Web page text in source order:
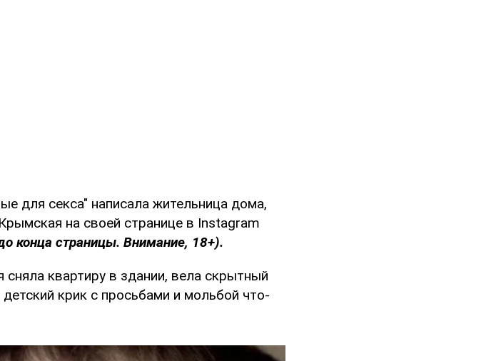
для секса" написала жительница дома,
на своей странице в Instagram
конца страницы. Внимание, 18+).
квартиру в здании, вела скрытный
крик с просьбами и мольбой что-